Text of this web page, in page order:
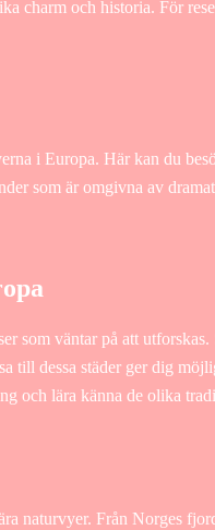
charm och historia. För
i Europa. Här kan du
som är omgivna av
som väntar på att
till dessa städer ger dig
och lära känna de olika
naturvyer. Från Norges